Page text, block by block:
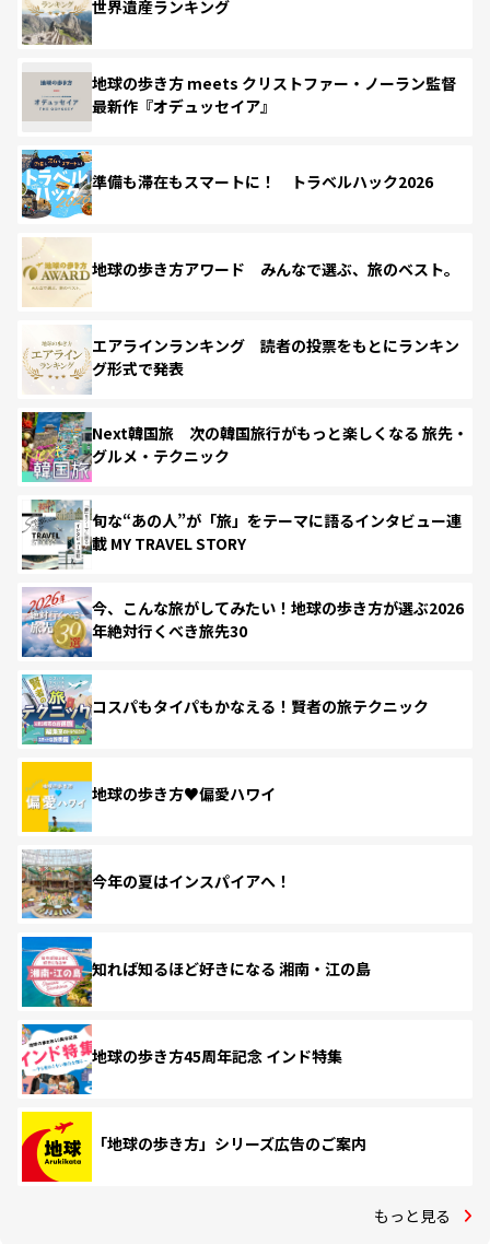
世界遺産ランキング
地球の歩き方 meets クリストファー・ノーラン監督
最新作『オデュッセイア』
準備も滞在もスマートに！ トラベルハック2026
地球の歩き方アワード みんなで選ぶ、旅のベスト。
エアラインランキング 読者の投票をもとにランキン
グ形式で発表
Next韓国旅 次の韓国旅行がもっと楽しくなる 旅先・
グルメ・テクニック
旬な“あの人”が「旅」をテーマに語るインタビュー連
載 MY TRAVEL STORY
今、こんな旅がしてみたい！地球の歩き方が選ぶ2026
年絶対行くべき旅先30
コスパもタイパもかなえる！賢者の旅テクニック
地球の歩き方♥偏愛ハワイ
今年の夏はインスパイアへ！
知れば知るほど好きになる 湘南・江の島
地球の歩き方45周年記念 インド特集
「地球の歩き方」シリーズ広告のご案内
もっと見る